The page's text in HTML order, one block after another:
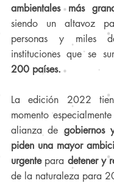
ambientales más
siendo un altavoz
personas y miles
instituciones que se
200 países.
La edición 2022
momento
alianza de gobiernos
piden una mayor
urgente para detener y
de la naturaleza para